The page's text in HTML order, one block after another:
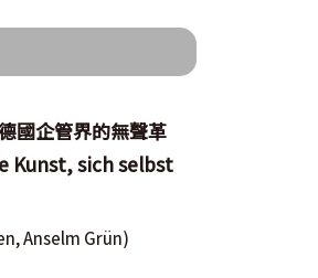
國企管界的無聲革
Kunst, sich selbst
Anselm Grün)